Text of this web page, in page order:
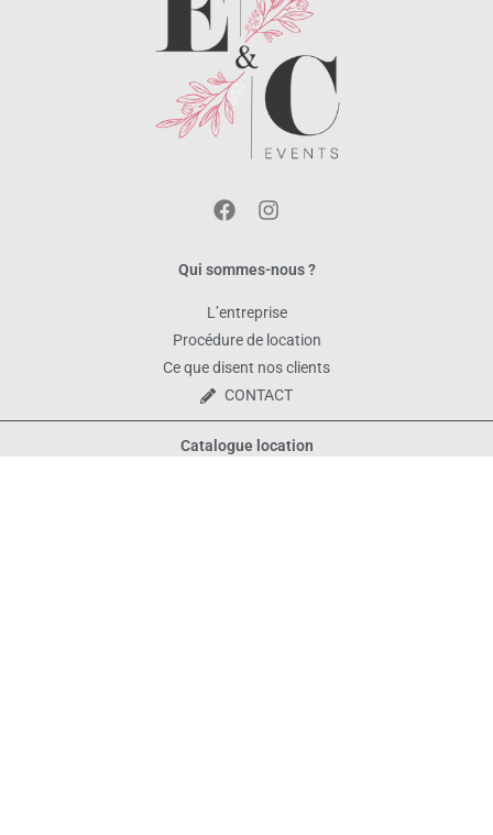
Qui sommes-nous ?
L’entreprise
Procédure de location
Ce que disent nos clients
CONTACT
Catalogue location